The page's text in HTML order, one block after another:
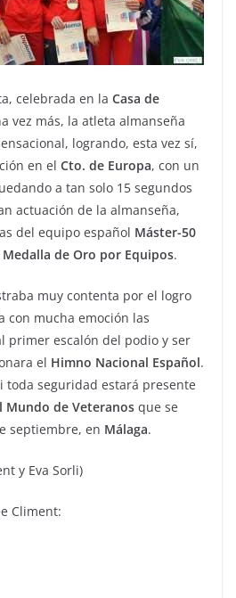
celebrada en la Casa de
vez más, la atleta almanseña
logrando, esta vez sí,
en el Cto. de Europa, con un
a tan solo 15 segundos
actuación de la almanseña,
del equipo español Máster-50
Medalla de Oro por Equipos.
muy contenta por el logro
con mucha emoción las
primer escalón del podio y ser
el Himno Nacional Español.
toda seguridad estará presente
Mundo de Veteranos que se
septiembre, en Málaga.
y Eva Sorli)
Climent: